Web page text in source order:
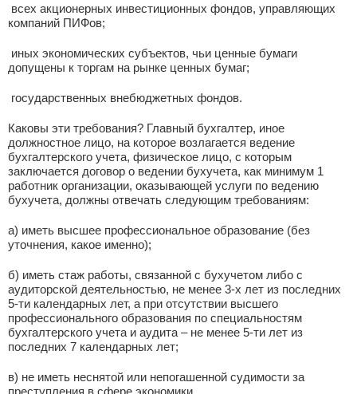
­ всех акционерных инвестиционных фондов, управляющих
компаний ПИФов;
­ иных экономических субъектов, чьи ценные бумаги
допущены к торгам на рынке ценных бумаг;
­ государственных внебюджетных фондов.
Каковы эти требования? Главный бухгалтер, иное
должностное лицо, на которое возлагается ведение
бухгалтерского учета, физическое лицо, с которым
заключается договор о ведении бухучета, как минимум 1
работник организации, оказывающей услуги по ведению
бухучета, должны отвечать следующим требованиям:
а) иметь высшее профессиональное образование (без
уточнения, какое именно);
б) иметь стаж работы, связанной с бухучетом либо с
аудиторской деятельностью, не менее 3-х лет из последних
5-ти календарных лет, а при отсутствии высшего
профессионального образования по специальностям
бухгалтерского учета и аудита – не менее 5-ти лет из
последних 7 календарных лет;
в) не иметь неснятой или непогашенной судимости за
преступления в сфере экономики.